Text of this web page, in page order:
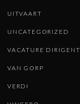
UITVAART
UNCATEGORIZED
VACATURE DIRIGENT
VAN GORP
VERDI